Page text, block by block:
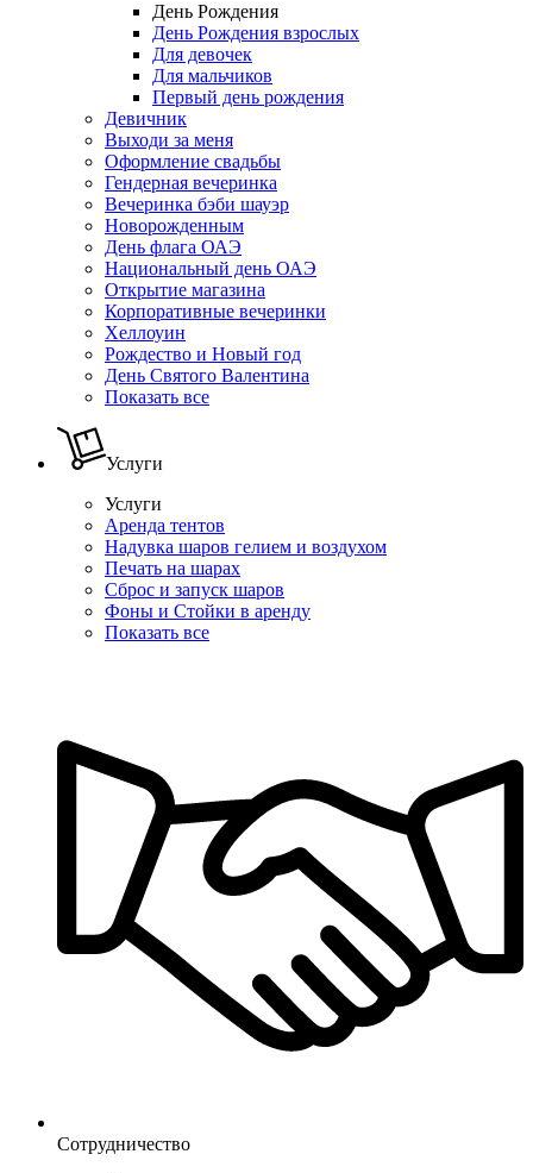
День Рождения
День Рождения взрослых
Для девочек
Для мальчиков
Первый день рождения
Девичник
Выходи за меня
Оформление свадьбы
Гендерная вечеринка
Вечеринка бэби шауэр
Новорожденным
День флага ОАЭ
Национальный день ОАЭ
Открытие магазина
Корпоративные вечеринки
Хеллоуин
Рождество и Новый год
День Святого Валентина
Показать все
Услуги
Услуги
Аренда тентов
Надувка шаров гелием и воздухом
Печать на шарах
Сброс и запуск шаров
Фоны и Стойки в аренду
Показать все
Сотрудничество